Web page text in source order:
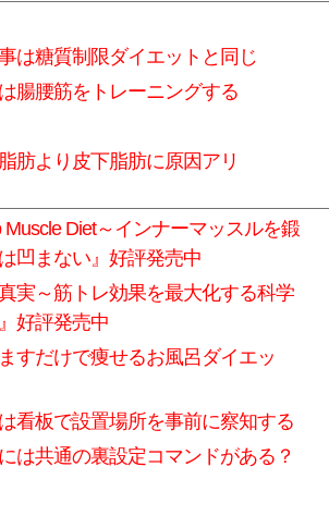
は糖質制限ダイエットと同じ
腸腰筋をトレーニングする
肪より皮下脂肪に原因アリ
Diet～インナーマッスルを鍛
凹まない』好評発売中
実～筋トレ効果を最大化する科学
好評発売中
すだけで痩せるお風呂ダイエッ
看板で設置場所を事前に察知する
は共通の裏設定コマンドがある？